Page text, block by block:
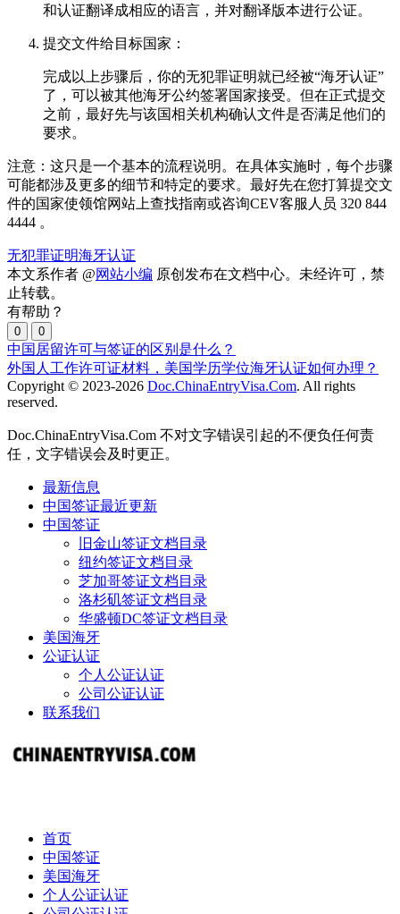
和认证翻译成相应的语言，并对翻译版本进行公证。
提交文件给目标国家：
完成以上步骤后，你的无犯罪证明就已经被“海牙认证”
了，可以被其他海牙公约签署国家接受。但在正式提交
之前，最好先与该国相关机构确认文件是否满足他们的
要求。
注意：这只是一个基本的流程说明。在具体实施时，每个步骤
可能都涉及更多的细节和特定的要求。最好先在您打算提交文
件的国家使领馆网站上查找指南或咨询CEV客服人员 320 844
4444 。
无犯罪证明海牙认证
本文系作者 @网站小编 原创发布在文档中心。未经许可，禁
止转载。
有帮助？
0 0
中国居留许可与签证的区别是什么？
外国人工作许可证材料，美国学历学位海牙认证如何办理？
Copyright © 2023-2026 Doc.ChinaEntryVisa.Com. All rights
reserved.
Doc.ChinaEntryVisa.Com 不对文字错误引起的不便负任何责
任，文字错误会及时更正。
最新信息
中国签证最近更新
中国签证
旧金山签证文档目录
纽约签证文档目录
芝加哥签证文档目录
洛杉矶签证文档目录
华盛顿DC签证文档目录
美国海牙
公证认证
个人公证认证
公司公证认证
联系我们
首页
中国签证
美国海牙
个人公证认证